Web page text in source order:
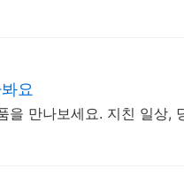
요
을 만나보세요. 지친 일상,